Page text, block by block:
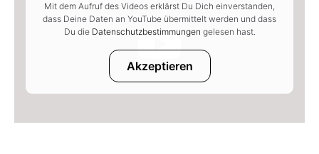
Mit dem Aufruf des Videos erklärst Du Dich einverstanden,
dass Deine Daten an YouTube übermittelt werden und dass
Du die Datenschutzbestimmungen gelesen hast.
Akzeptieren